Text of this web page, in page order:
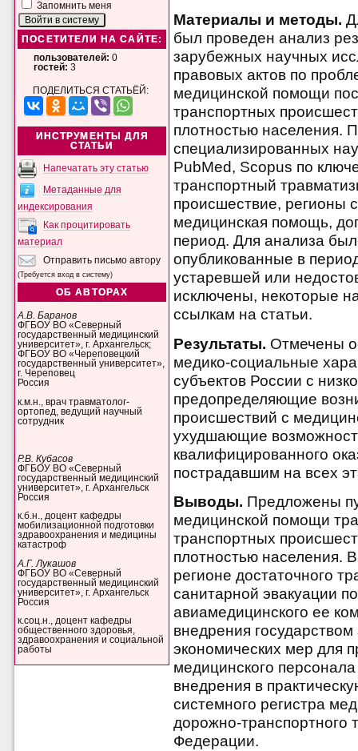
Запомнить меня
ПОСЕТИТЕЛИ НА САЙТЕ:
пользователей: 0
гостей: 3
ПОДЕЛИТЬСЯ СТАТЬЁЙ:
ИНСТРУМЕНТЫ ДЛЯ
СТАТЬИ
Напечатать эту статью
Метаданные для
индексирования
Как процитировать
материал
Отправить письмо автору
(Требуется вход в систему)
ОБ АВТОРАХ
А.В. Баранов
ФГБОУ ВО «Северный
государственный медицинский
университет», г. Архангельск;
ФГБОУ ВО «Череповецкий
государственный университет»,
г. Череповец
Россия
к.м.н., врач травматолог-
ортопед, ведущий научный
сотрудник
Р.В. Кубасов
ФГБОУ ВО «Северный
государственный медицинский
университет», г. Архангельск
Россия
к.б.н., доцент кафедры
мобилизационной подготовки
здравоохранения и медицины
катастроф
А.Г. Лукашов
ФГБОУ ВО «Северный
государственный медицинский
университет», г. Архангельск
Россия
к.соц.н., доцент кафедры
общественного здоровья,
здравоохранения и социальной
работы
Материалы и методы.
был проведен анализ
зарубежных научных
правовых актов по
медицинской помощи
транспортных
плотностью населения.
специализированных
PubMed, Scopus по
транспортный
происшествие, регионы
медицинская помощь,
период. Для анализа
опубликованные в
устаревшей или
исключены, некоторые
ссылкам на статьи.
Результаты. Отмечены
медико-социальные
субъектов России с
предопределяющие
происшествий с
ухудшающие
квалифицированного
пострадавшим на всех
Выводы. Предложены
медицинской помощи
транспортных
плотностью населения.
регионе достаточного
санитарной эвакуации
авиамедицинского ее
внедрения
экономических мер для
медицинского
внедрения в
системного регистра
дорожно-транспортного
Федерации.